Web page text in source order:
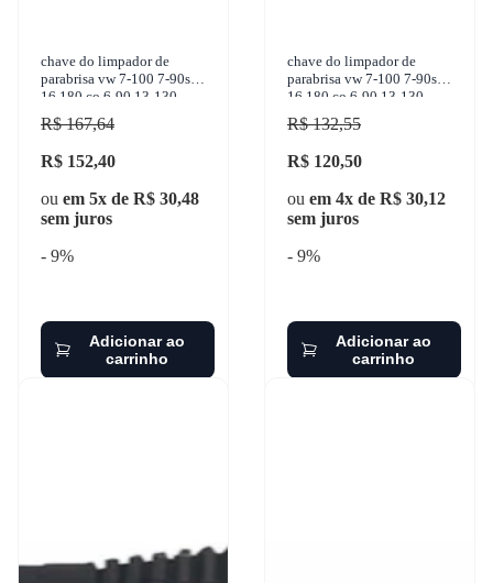
chave do limpador de
parabrisa vw 7-100 7-90s
16.180 co 6-90 13-130
1980-1999 marilia -
im12122
R$ 167,64
R$ 152,40
ou em 5x de R$ 30,48
sem juros
- 9%
Adicionar ao
carrinho
chave do limpador de
parabrisa vw 7-100 7-90s
16.180 co 6-90 13-130
1980-1999 ospina - 052225
R$ 132,55
R$ 120,50
ou em 4x de R$ 30,12
sem juros
- 9%
Adicionar ao
carrinho